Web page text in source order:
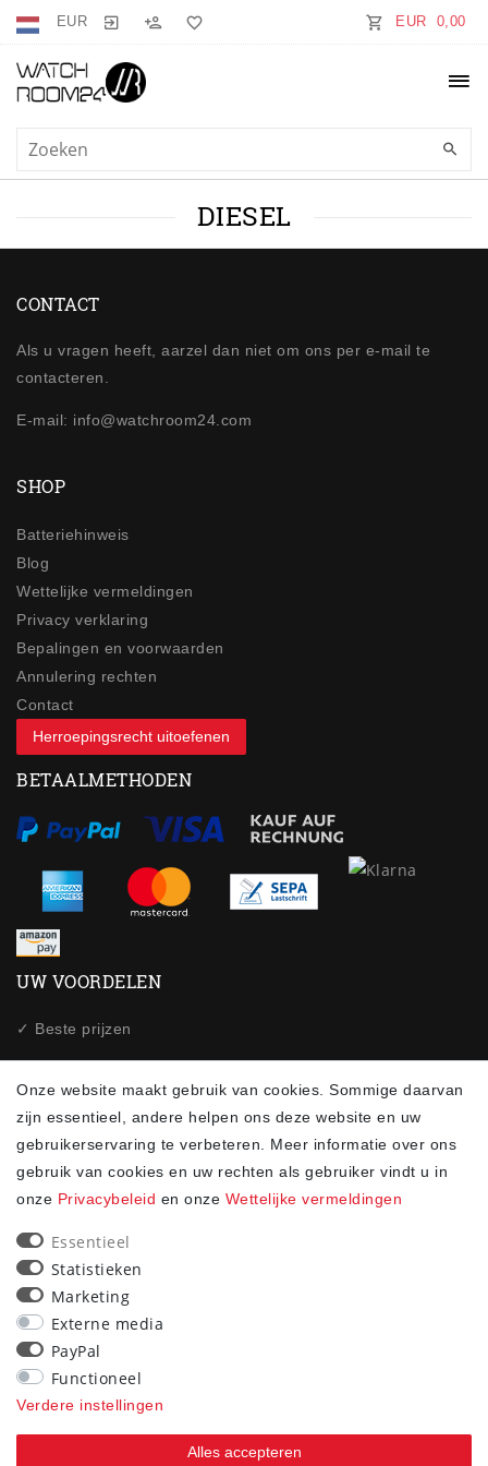
EUR EUR 0,00
DIESEL
CONTACT
Als u vragen heeft, aarzel dan niet om ons per e-mail te
contacteren.
E-mail: info@watchroom24.com
SHOP
Batteriehinweis
Blog
Wettelijke vermeldingen
Privacy verklaring
Bepalingen en voorwaarden
Annulering rechten
Contact
Herroepingsrecht uitoefenen
BETAALMETHODEN
UW VOORDELEN
✓ Beste prijzen
✓ Veilig winkelen via SSL
✓ Gegevensbescherming
Onze website maakt gebruik van cookies. Sommige daarvan
zijn essentieel, andere helpen ons deze website en uw
gebruikerservaring te verbeteren. Meer informatie over ons
gebruik van cookies en uw rechten als gebruiker vindt u in
onze Privacybeleid en onze Wettelijke vermeldingen
Essentieel
Statistieken
Marketing
Externe media
PayPal
Functioneel
Verdere instellingen
Alles accepteren
E-MAIL **
Ceres::Template.newsletterHoneypotLabel
Ik bevestig hierbij dat ik de